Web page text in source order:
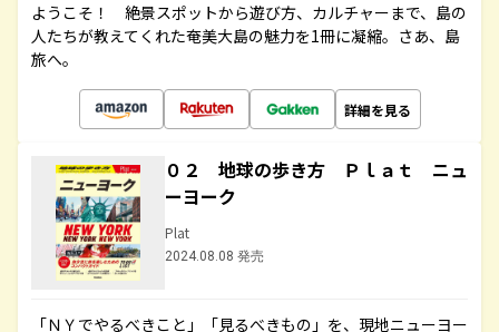
ようこそ！ 絶景スポットから遊び方、カルチャーまで、島の
人たちが教えてくれた奄美大島の魅力を1冊に凝縮。さあ、島
旅へ。
詳細を見る
０２ 地球の歩き方 Ｐｌａｔ ニュ
ーヨーク
Plat
2024.08.08 発売
「ＮＹでやるべきこと」「見るべきもの」を、現地ニューヨー